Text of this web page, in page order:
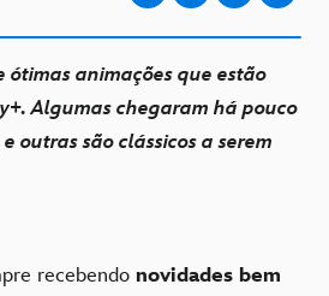
ótimas animações que estão
Algumas chegaram há pouco
outras são clássicos a serem
recebendo novidades bem